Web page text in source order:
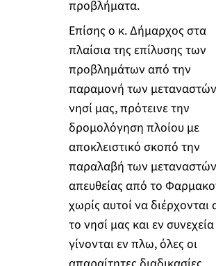
προβλήματα.
Επίσης ο κ. Δήμαρχος στα
πλαίσια της επίλυσης των
προβλημάτων από την
παραμονή των
νησί μας, πρότεινε την
δρομολόγηση πλοίου με
αποκλειστικό σκοπό την
παραλαβή των μεταναστών
απευθείας από το
χωρίς αυτοί να διέρχονται
το νησί μας και εν
γίνονται εν πλω, όλες οι